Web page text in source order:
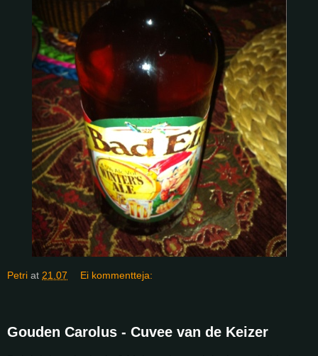
Petri at 21.07 Ei kommentteja:
Gouden Carolus - Cuvee van de Keizer